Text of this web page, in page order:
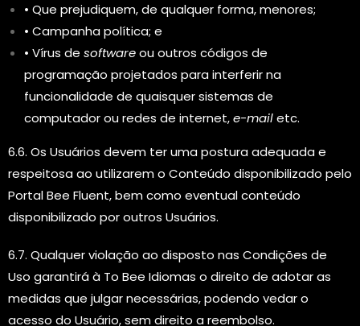
• Que prejudiquem, de qualquer forma, menores;
• Campanha política; e
• Vírus de softwareou outros códigos de
programação projetados para interferir na
funcionalidade de quaisquer sistemas de
computador ou redes de internet,e-mailetc.
6.6. Os Usuários devem ter uma postura adequada e
respeitosa ao utilizarem o Conteúdo disponibilizado pelo
Portal Bee Fluent, bem como eventual conteúdo
disponibilizado por outros Usuários.
6.7. Qualquer violação ao disposto nas Condições de
Uso garantirá à To Bee Idiomas o direito de adotar as
medidas que julgar necessárias, podendo vedar o
acesso do Usuário, sem direito a reembolso.